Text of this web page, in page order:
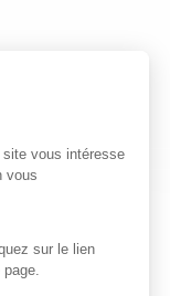
vous intéresse
vous
sur le lien